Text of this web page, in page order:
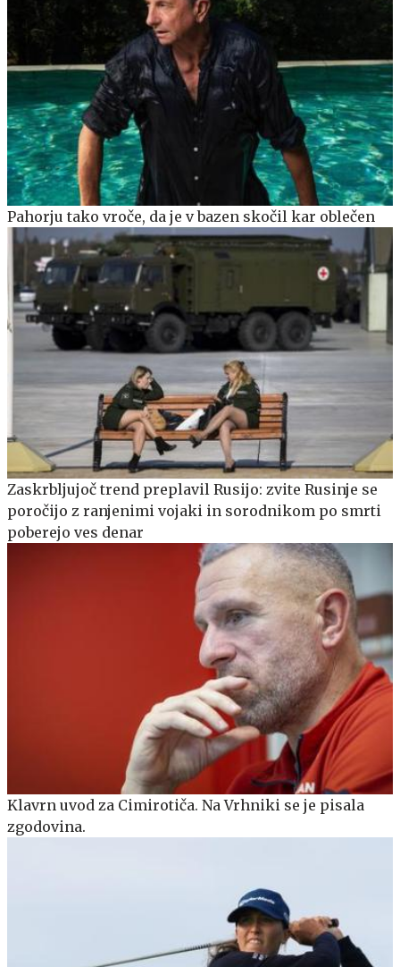
Pahorju tako vroče, da je v bazen skočil kar oblečen
Zaskrbljujoč trend preplavil Rusijo: zvite Rusinje se
poročijo z ranjenimi vojaki in sorodnikom po smrti
poberejo ves denar
Klavrn uvod za Cimirotiča. Na Vrhniki se je pisala
zgodovina.